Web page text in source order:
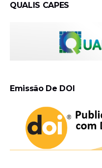
QUALIS CAPES
Emissão De DOI